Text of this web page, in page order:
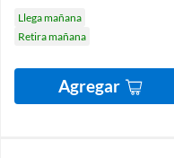
Llega mañana
Retira mañana
Agregar